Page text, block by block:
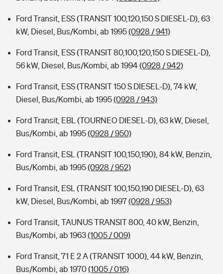
Ford Transit, ESS (TRANSIT 100,120,150 S DIESEL-D), 63
kW, Diesel, Bus/Kombi, ab 1995(0928 / 941)
Ford Transit, ESS (TRANSIT 80,100,120,150 S DIESEL-D),
56 kW, Diesel, Bus/Kombi, ab 1994(0928 / 942)
Ford Transit, ESS (TRANSIT 150 S DIESEL-D), 74 kW,
Diesel, Bus/Kombi, ab 1995(0928 / 943)
Ford Transit, EBL (TOURNEO DIESEL-D), 63 kW, Diesel,
Bus/Kombi, ab 1995(0928 / 950)
Ford Transit, ESL (TRANSIT 100,150,190), 84 kW, Benzin,
Bus/Kombi, ab 1995(0928 / 952)
Ford Transit, ESL (TRANSIT 100,150,190 DIESEL-D), 63
kW, Diesel, Bus/Kombi, ab 1997(0928 / 953)
Ford Transit, TAUNUS TRANSIT 800, 40 kW, Benzin,
Bus/Kombi, ab 1963(1005 / 009)
Ford Transit, 71 E 2 A (TRANSIT 1000), 44 kW, Benzin,
Bus/Kombi, ab 1970(1005 / 016)